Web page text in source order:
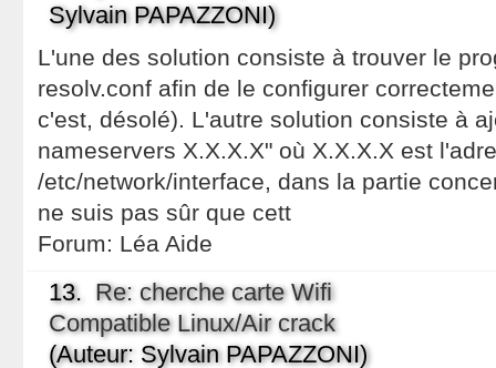
Sylvain PAPAZZONI)
L'une des solution consiste à trouver le
resolv.conf afin de le configurer
c'est, désolé). L'autre solution consiste à
nameservers X.X.X.X" où X.X.X.X est
/etc/network/interface, dans la partie
ne suis pas sûr que cett
Forum: Léa Aide
13. Re: cherche carte Wifi
Compatible Linux/Air crack
(Auteur: Sylvain PAPAZZONI)